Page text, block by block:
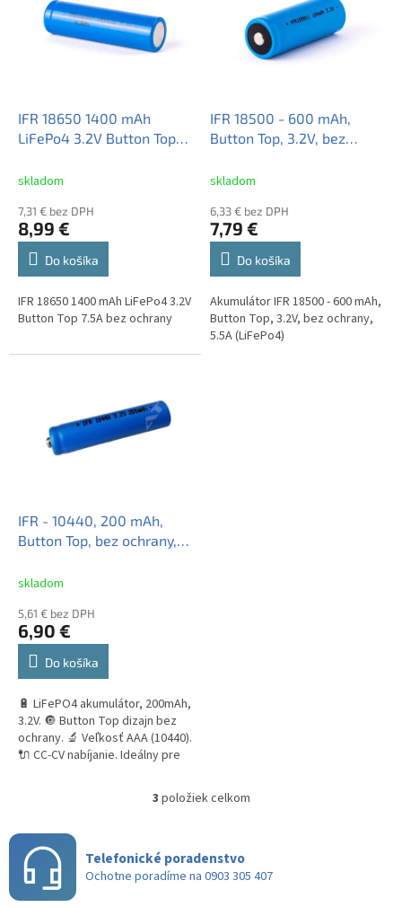
IFR 18650 1400 mAh
LiFePo4 3.2V Button Top
skladom
7,31 € bez DPH
8,99 €
Do košíka
IFR 18650 1400 mAh LiFePo4 3.2V
Button Top 7.5A bez ochrany
IFR 18500 - 600 mAh,
Button Top, 3.2V, bez
skladom
6,33 € bez DPH
7,79 €
Do košíka
Akumulátor IFR 18500 - 600 mAh,
Button Top, 3.2V, bez ochrany,
5.5A (LiFePo4)
IFR - 10440, 200 mAh,
Button Top, bez ochrany,
skladom
5,61 € bez DPH
6,90 €
Do košíka
🔋 LiFePO4 akumulátor, 200mAh,
3.2V. 🔘 Button Top dizajn bez
ochrany. 🔬 Veľkosť AAA (10440).
🔌 CC-CV nabíjanie. Ideálny pre
hmotnosťou. Vhodný pre...
O
á
d
3 položiek celkom
Telefonické poradenstvo
Ochotne poradíme na 0903 305 407